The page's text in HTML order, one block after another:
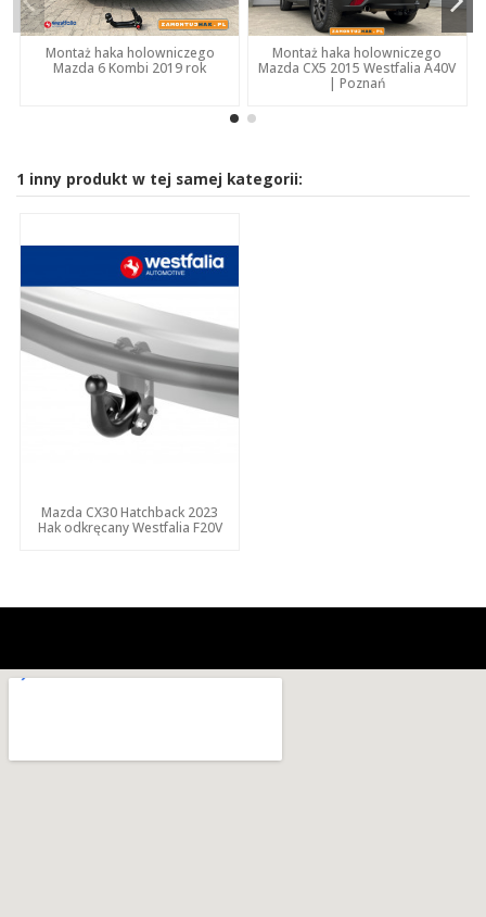
Montaż haka holowniczego
Mazda 6 Kombi 2019 rok
Montaż haka holowniczego
Mazda CX5 2015 Westfalia A40V
| Poznań
1 inny produkt w tej samej kategorii:
Mazda CX30 Hatchback 2023
Hak odkręcany Westfalia F20V